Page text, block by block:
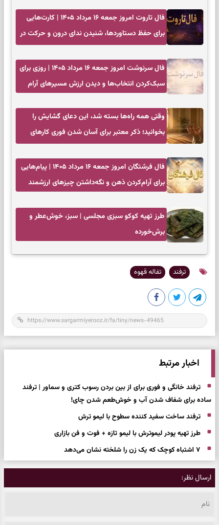
فال تاروت امروز جمعه ۱۶ مرداد ۱۴۰۵ | کارت‌هایی
برای حفظ دستاوردها، شنیدن ندای درون و حرکت در
فال سرنوشت امروز جمعه ۱۶ مرداد ۱۴۰۵ | روزی برای
سبک‌کردن انتخاب‌ها و دیدن ارزش مسیرهای آرام
وقتی همه راه‌ها بسته شد، این دعای گشایش را
بخوانید؛ ذکر معتبر برای آسان شدن فوری کارهای
فال فرشتگان امروز جمعه ۱۶ مرداد ۱۴۰۵ | پیام‌هایی
برای آرام‌کردن ذهن و نگه‌داشتن چیزهای ارزشمند
طرز تهیه کوکو سبزی مجلسی | سبز، خوش‌عطر و
برش‌خورده
ترفند تفاله قهوه
اخبار مرتبط
ترفند خانگی و فوری برای از بین بردن رسوب کتری و سماور | ترفند
ساده برای شفاف شدن آب و خوش‌طعم شدن چای!
ترفند ساخت سفید کننده سطوح با لیمو ترش
طرز تهیه پودر لیموترش با لیمو تازه + فوت و فن بازاری
۷ اشتباه کوچک که یک زن را شلخته نشان می‌دهد
ارسال نظر: